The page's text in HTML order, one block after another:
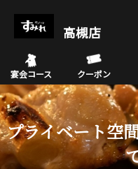
高槻店
宴会コース クーポン
プライベート空